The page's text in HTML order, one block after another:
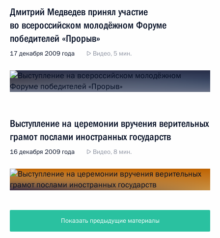
Дмитрий Медведев принял участие
во всероссийском молодёжном Форуме
победителей «Прорыв»
17 декабря 2009 года Видео, 5 мин.
Выступление на церемонии вручения верительных
грамот послами иностранных государств
16 декабря 2009 года Видео, 8 мин.
Показать предыдущие материалы